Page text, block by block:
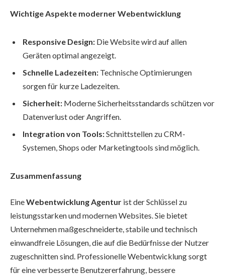
Wichtige Aspekte moderner Webentwicklung
Responsive Design: Die Website wird auf allen
Geräten optimal angezeigt.
Schnelle Ladezeiten: Technische Optimierungen
sorgen für kurze Ladezeiten.
Sicherheit: Moderne Sicherheitsstandards schützen vor
Datenverlust oder Angriffen.
Integration von Tools:Schnittstellen zu CRM-
Systemen, Shops oder Marketingtools sind möglich.
Zusammenfassung
EineWebentwicklung Agentur ist der Schlüssel zu
leistungsstarken und modernen Websites. Sie bietet
Unternehmen maßgeschneiderte, stabile und technisch
einwandfreie Lösungen, die auf die Bedürfnisse der Nutzer
zugeschnitten sind. Professionelle Webentwicklung sorgt
für eine verbesserte Benutzererfahrung, bessere